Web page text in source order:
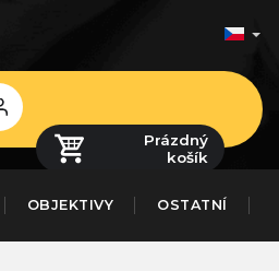
Prázdný
košík
OBJEKTIVY OSTATNÍ